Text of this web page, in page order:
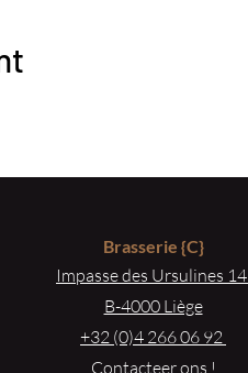
Brasserie{C}
Impasse des Ursulines 14
B-4000 Liège
+32 (0)4 266 06 92
Contacteer ons !